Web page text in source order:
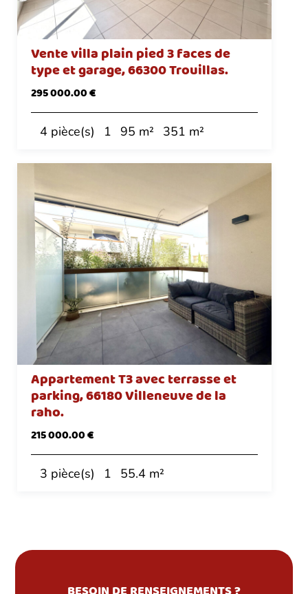
Vente villa plain pied 3 faces de
type et garage, 66300 Trouillas.
295 000.00 €
4 pièce(s) 1 95 m² 351 m²
Appartement T3 avec terrasse et
parking, 66180 Villeneuve de la
raho.
215 000.00 €
3 pièce(s) 1 55.4 m²